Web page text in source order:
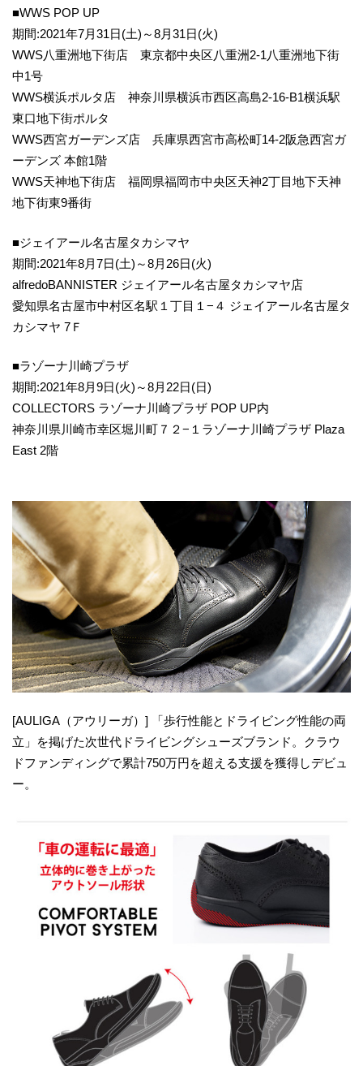
■WWS POP UP
期間:2021年7月31日(土)～8月31日(火)
WWS八重洲地下街店 東京都中央区八重洲2-1八重洲地下街
中1号
WWS横浜ポルタ店 神奈川県横浜市西区高島2-16-B1横浜駅
東口地下街ポルタ
WWS西宮ガーデンズ店 兵庫県西宮市高松町14-2阪急西宮ガ
ーデンズ 本館1階
WWS天神地下街店 福岡県福岡市中央区天神2丁目地下天神
地下街東9番街
■ジェイアール名古屋タカシマヤ
期間:2021年8月7日(土)～8月26日(火)
alfredoBANNISTER ジェイアール名古屋タカシマヤ店
愛知県名古屋市中村区名駅１丁目１−４ ジェイアール名古屋タ
カシマヤ 7Ｆ
■ラゾーナ川崎プラザ
期間:2021年8月9日(火)～8月22日(日)
COLLECTORS ラゾーナ川崎プラザ POP UP内
神奈川県川崎市幸区堀川町７２−１ラゾーナ川崎プラザ Plaza
East 2階
[AULIGA（アウリーガ）] 「歩行性能とドライビング性能の両
立」を掲げた次世代ドライビングシューズブランド。クラウ
ドファンディングで累計750万円を超える支援を獲得しデビュ
ー。